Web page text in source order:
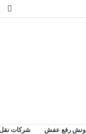
ونش رفع عفش شركات نقل